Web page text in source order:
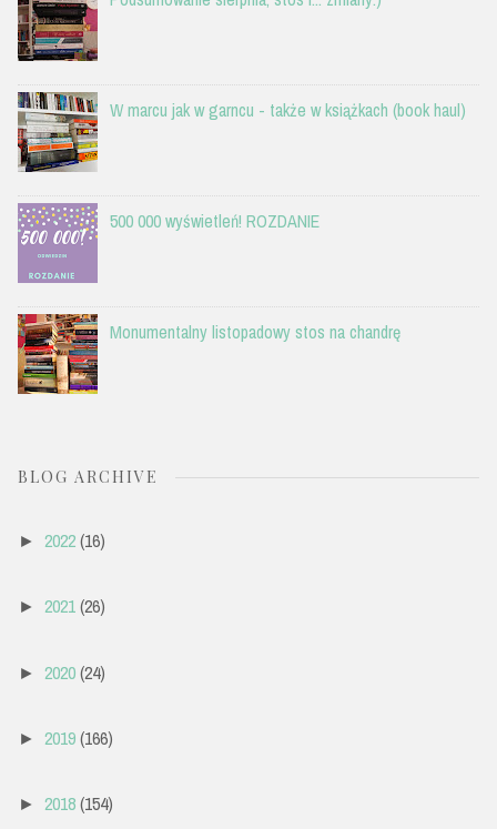
W marcu jak w garncu - także w książkach (book haul)
500 000 wyświetleń! ROZDANIE
Monumentalny listopadowy stos na chandrę
BLOG ARCHIVE
► 2022(16)
► 2021(26)
► 2020(24)
► 2019(166)
► 2018(154)